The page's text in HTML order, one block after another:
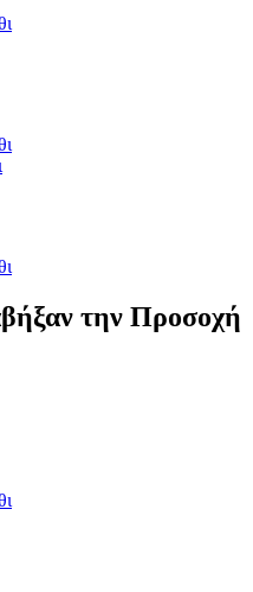
την Προσοχή